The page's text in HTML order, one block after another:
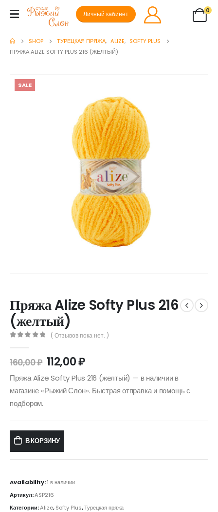
Личный кабинет
0
SHOP ТУРЕЦКАЯ ПРЯЖА, ALIZE, SOFTY PLUS
ПРЯЖА ALIZE SOFTY PLUS 216 (ЖЕЛТЫЙ)
SALE
Пряжа Alize Softy Plus 216
(желтый)
( Отзывов пока нет. )
160,00₽ 112,00₽
Пряжа Alize Softy Plus 216 (желтый) — в наличии в
магазине «Рыжий Слон». Быстрая отправка и помощь с
подбором.
В КОРЗИНУ
Availability:1 в наличии
Артикул:ASP216
Категории:Alize,Softy Plus,Турецкая пряжа